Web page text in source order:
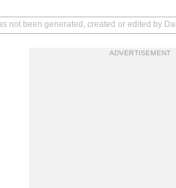
not been generated, created or edited by
ADVERTISEMENT